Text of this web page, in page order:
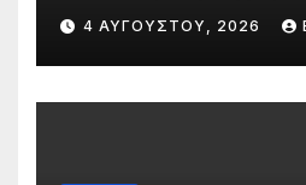
πολύ υψηλού
πυρκαγιάς
4 ΑΥΓΟΎΣΤΟΥ, 2026